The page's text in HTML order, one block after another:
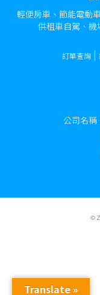
輕便房車、節能電動
供租車自駕、機
訂單查詢
公司名稱
©
Translate »